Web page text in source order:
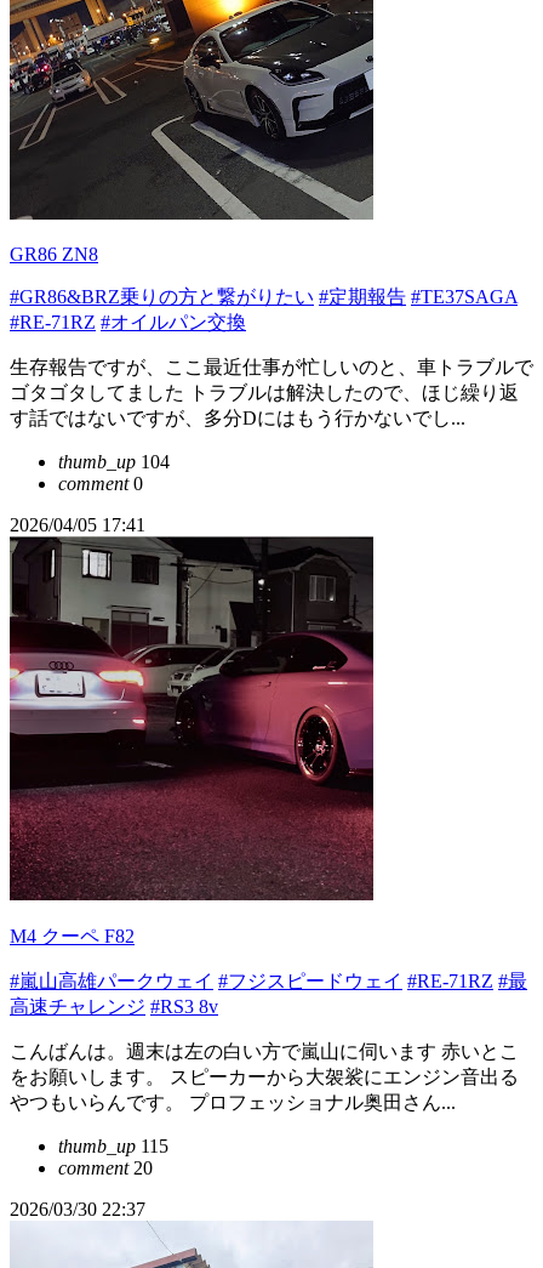
GR86 ZN8
#GR86&BRZ乗りの方と繋がりたい #定期報告 #TE37SAGA
#RE-71RZ #オイルパン交換
生存報告ですが、ここ最近仕事が忙しいのと、車トラブルで
ゴタゴタしてました トラブルは解決したので、ほじ繰り返
す話ではないですが、多分Dにはもう行かないでし...
thumb_up 104
comment0
2026/04/05 17:41
M4 クーペ F82
#嵐山高雄パークウェイ #フジスピードウェイ #RE-71RZ #最
高速チャレンジ #RS3 8v
こんばんは。週末は左の白い方で嵐山に伺います 赤いとこ
をお願いします。 スピーカーから大袈裟にエンジン音出る
やつもいらんです。 プロフェッショナル奥田さん...
thumb_up 115
comment20
2026/03/30 22:37